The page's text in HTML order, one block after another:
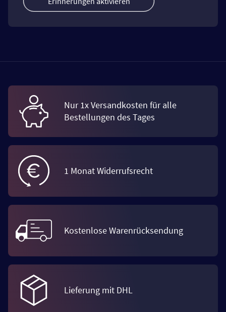
Nur 1x Versandkosten für alle
Bestellungen des Tages
1 Monat Widerrufsrecht
Kostenlose Warenrücksendung
Lieferung mit DHL